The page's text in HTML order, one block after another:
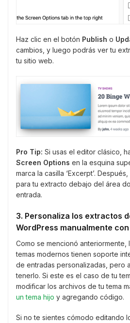
Haz clic en el botón Publish o
cambios, y luego podrás ver tu
tu sitio web.
Pro Tip: Si usas el editor clásico,
Screen Options en la esquina
marca la casilla ‘Excerpt’.
para tu extracto debajo del área
entrada.
3. Personaliza los extractos
WordPress manualmente
Como se mencionó anteriormente,
temas modernos tienen soporte
de entradas personalizadas, pero
tenerlo. Si este es el caso de tu
modificar los archivos de tu tema
un tema hijo y agregando código.
Si no te sientes cómodo editando